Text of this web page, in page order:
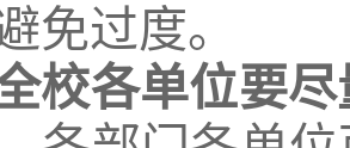
免过度。
校各单位要